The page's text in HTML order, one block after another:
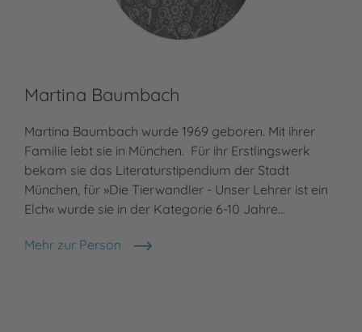
Martina Baumbach
Martina Baumbach wurde 1969 geboren. Mit ihrer
Familie lebt sie in München. Für ihr Erstlingswerk
bekam sie das Literaturstipendium der Stadt
München, für »Die Tierwandler - Unser Lehrer ist ein
Elch« wurde sie in der Kategorie 6-10 Jahre…
Mehr zur Person
Martina Baumbach